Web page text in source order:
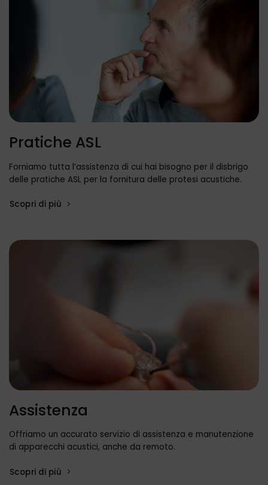
Pratiche ASL
Forniamo tutta l’assistenza di cui hai bisogno per il disbrigo
delle pratiche ASL per la fornitura delle protesi acustiche.
Scopri di più
Assistenza
Offriamo un accurato servizio di assistenza e manutenzione
di apparecchi acustici, anche da remoto.
Scopri di più